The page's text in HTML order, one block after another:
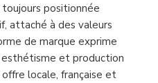
toujours positionnée
attaché à des valeurs
de marque exprime
et production
locale, française et